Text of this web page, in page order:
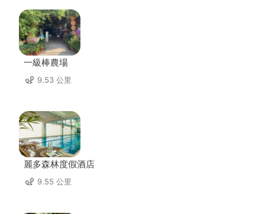
一級棒農場
9.53 公里
麗多森林度假酒店
9.55 公里